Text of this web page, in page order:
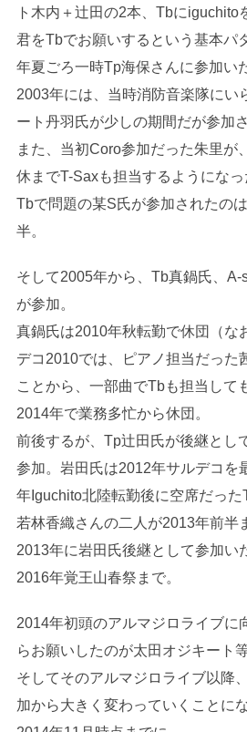
ト木内＋辻田の2本、Tbにiguchito
君をTbでお願いするという基本パ
年夏ごろ一時Tp海保さんに参加い
2003年には、当時消防音楽隊にい
ート丹羽氏が少しの期間だが参加さ
また、当初Coro参加だった朱里が
休までT-Saxも担当するようになっ
Tbで問題の某S氏が参加されたの
半。
そして2005年から、Tb真鍋氏、
が参加。
真鍋氏は2010年秋転勤で休団（な
デコ2010では、ピアノ担当だった
ことから、一部曲でTbも担当して
2014年で業務多忙から休団。
前後するが、Tp辻田氏が後継とし
参加。岩田氏は2012年サルデコを
年Iguchito北陸転勤後に空席だった
若林香織さんの二人が2013年前半
2013年に岩田氏後継として参加い
2016年覚王山春祭まで。
2014年初頭のアルマジロライブに
らお願いしたのが太田オジキート等
そしてそのアルマジロライブ以降
加から大きく変わっていくことに